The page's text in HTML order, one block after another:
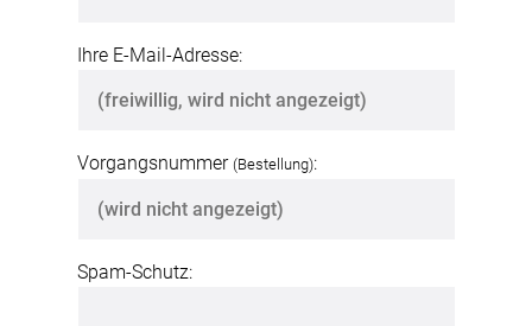
Ihre E-Mail-Adresse:
Vorgangsnummer (Bestellung):
Spam-Schutz: